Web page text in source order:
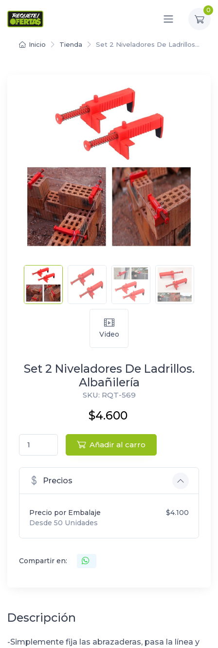
0
Inicio Tienda Set 2 Niveladores De Ladrillos…
Video
Set 2 Niveladores De Ladrillos.
Albañilería
SKU: RQT-569
$4.600
Añadir al carro
Precios
Precio por Embalaje
Desde 50 Unidades
$4.100
Compartir en:
Descripción
-Simplemente fija las abrazaderas, pasa la línea y